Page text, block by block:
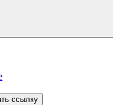
ссылку